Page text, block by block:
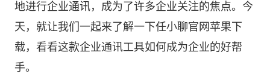
地进行企业通讯，成为了许多企业关注的焦点。今
天，就让我们一起来了解一下任小聊官网苹果下
载，看看这款企业通讯工具如何成为企业的好帮
手。